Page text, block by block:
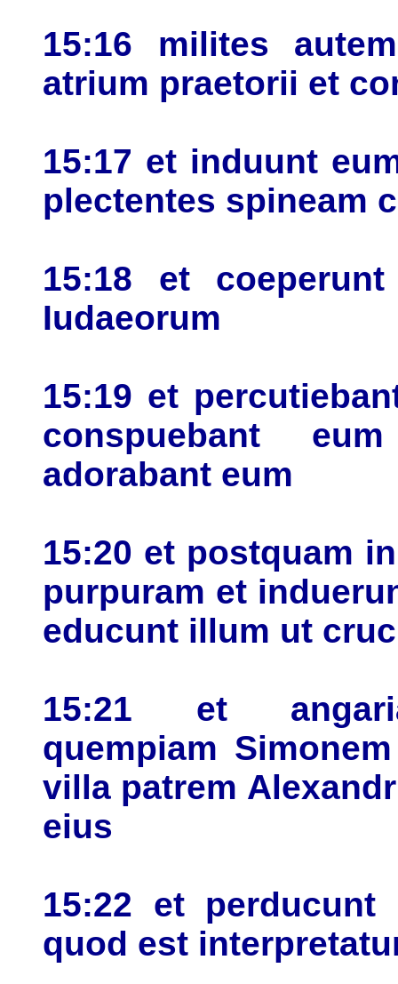
15:16 milites
atrium praetorii et
15:17 et induunt
plectentes spineam
15:18 et
Iudaeorum
15:19 et
conspuebant
adorabant eum
15:20 et postquam
purpuram et
educunt illum ut
15:21 et
quempiam
villa patrem
eius
15:22 et
quod est